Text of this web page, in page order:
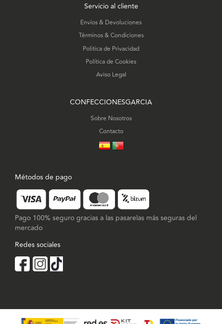
Servicio al cliente
Envíos & Devoluciones
Términos & Condiciones
Política de Privacidad
Política de Cookies
Aviso Legal
CONFECCIONESGARCIA
Sobre Nosotros
Contacto
Métodos de pago
Pago 100% seguro gracias a las pasarelas más seguras del
mercado
Redes sociales